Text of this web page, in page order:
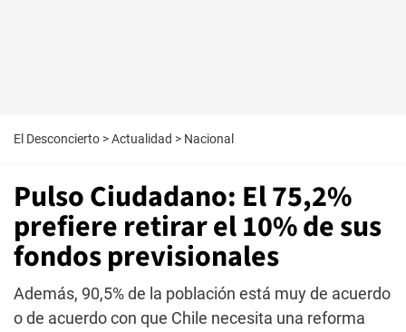
El Desconcierto >Actualidad > Nacional
Pulso Ciudadano: El 75,2%
prefiere retirar el 10% de sus
fondos previsionales
Además, 90,5% de la población está muy de acuerdo
o de acuerdo con que Chile necesita una reforma